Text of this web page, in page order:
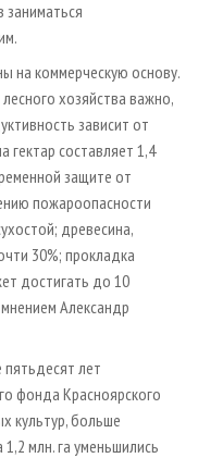
на коммерческую основу.
хозяйства важно,
зависит от
гектар составляет 1,4
защите от
пожароопасности
древесина,
30%; прокладка
достигать до 10
Александр
лет
фонда Красноярского
культур, больше
млн. га уменьшились